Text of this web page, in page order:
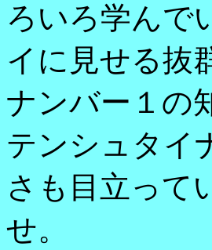
ろいろ学んで
イに見せる抜
ナンバー１の
テンシュタイ
さも目立って
せ。